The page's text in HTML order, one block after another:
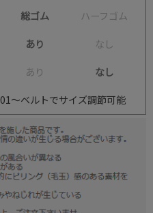
総ゴム ハーフ ゴ ム
あり な し
あ り なし
01～ベルトでサイズ調節可能